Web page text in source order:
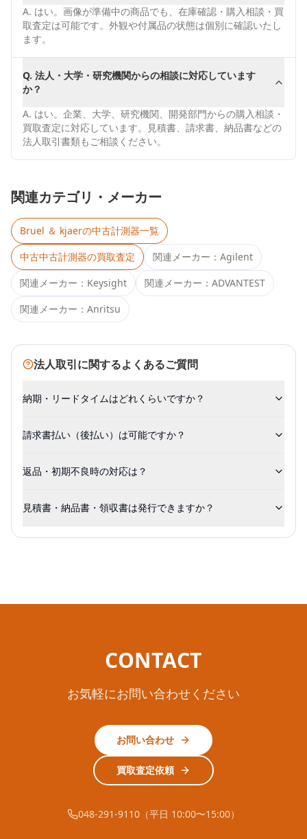
A. はい。画像が準備中の商品でも、在庫確認・購入相談・買
取査定は可能です。外観や付属品の状態は個別に確認いたし
ます。
Q. 法人・大学・研究機関からの相談に対応しています
か？
A. はい。企業、大学、研究機関、開発部門からの購入相談・
買取査定に対応しています。見積書、請求書、納品書などの
法人取引書類もご相談ください。
関連カテゴリ・メーカー
Bruel ＆ kjaerの中古計測器一覧
中古中古計測器の買取査定 関連メーカー： Agilent
関連メーカー： Keysight 関連メーカー： ADVANTEST
関連メーカー： Anritsu
法人取引に関するよくあるご質問
納期・リードタイムはどれくらいですか？
請求書払い（後払い）は可能ですか？
返品・初期不良時の対応は？
見積書・納品書・領収書は発行できますか？
CONTACT
お気軽にお問い合わせください
お問い合わせ
買取査定依頼
048-291-9110（平日 10:00〜15:00）